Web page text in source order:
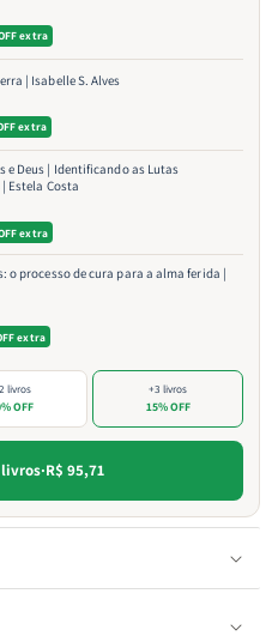
extra
| Isabelle S. Alves
extra
e Deus | Identificando as Lutas
Estela Costa
extra
o processo de cura para a alma ferida |
extra
livros
OFF
+3 livros
15% OFF
·R$ 95,71